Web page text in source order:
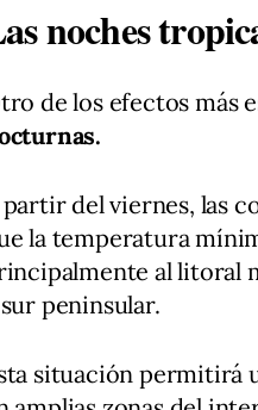
noches
de los efectos más
del viernes, las
la temperatura
al litoral
peninsular.
situación permitirá